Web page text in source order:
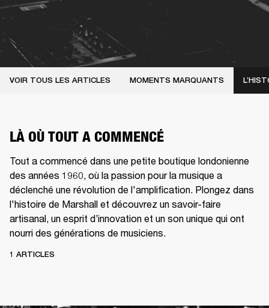
VOIR TOUS LES ARTICLES MOMENTS MARQUANTS
LÀ OÙ TOUT A COMMENCÉ
Tout a commencé dans une petite boutique londonienne
des années 1960, où la passion pour la musique a
déclenché une révolution de l'amplification. Plongez dans
l'histoire de Marshall et découvrez un savoir-faire
artisanal, un esprit d’innovation et un son unique qui ont
nourri des générations de musiciens.
1 ARTICLES